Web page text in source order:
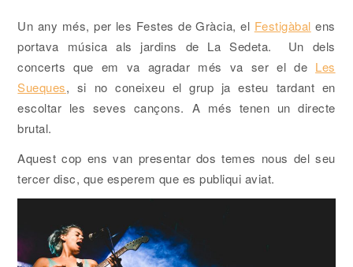
Un any més, per les Festes de Gràcia, el Festigàbal ens
portava música als jardins de La Sedeta. Un dels
concerts que em va agradar més va ser el de Les
Sueques, si no coneixeu el grup ja esteu tardant en
escoltar les seves cançons. A més tenen un directe
brutal.
Aquest cop ens van presentar dos temes nous del seu
tercer disc, que esperem que es publiqui aviat.